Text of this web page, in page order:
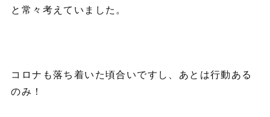
と常々考えていました。
コロナも落ち着いた頃合いですし、あとは行動ある
のみ！